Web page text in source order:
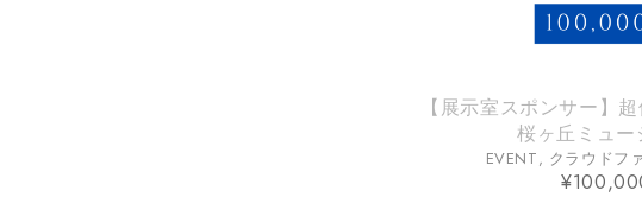
【展示室スポンサー】
桜ヶ丘ミュー
EVENT, クラウドフ
¥